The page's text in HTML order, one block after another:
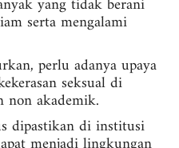
serta mengalami
perlu adanya upaya
seksual di
akademik.
dipastikan di institusi